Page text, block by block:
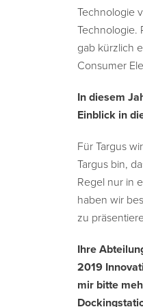
Technologie
Technologie.
gab kürzlich
Consumer
In diesem
Einblick in
Für Targus
Targus bin,
Regel nur in
haben wir
zu
Ihre
2019
mir bitte